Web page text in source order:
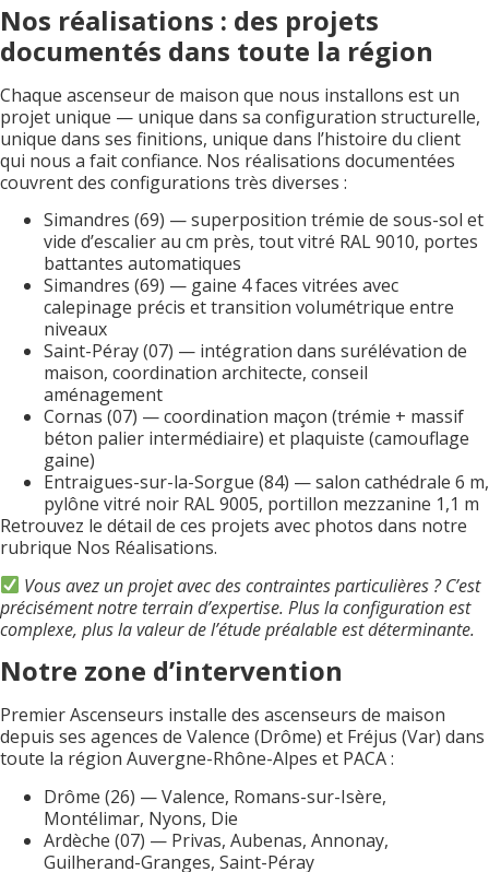
Nos réalisations : des projets
documentés dans toute la région
Chaque ascenseur de maison que nous installons est un
projet unique — unique dans sa configuration structurelle,
unique dans ses finitions, unique dans l’histoire du client
qui nous a fait confiance. Nos réalisations documentées
couvrent des configurations très diverses :
Simandres (69) — superposition trémie de sous-sol et
vide d’escalier au cm près, tout vitré RAL 9010, portes
battantes automatiques
Simandres (69) — gaine 4 faces vitrées avec
calepinage précis et transition volumétrique entre
niveaux
Saint-Péray (07) — intégration dans surélévation de
maison, coordination architecte, conseil
aménagement
Cornas (07) — coordination maçon (trémie + massif
béton palier intermédiaire) et plaquiste (camouflage
gaine)
Entraigues-sur-la-Sorgue (84) — salon cathédrale 6 m,
pylône vitré noir RAL 9005, portillon mezzanine 1,1 m
Retrouvez le détail de ces projets avec photos dans notre
rubrique Nos Réalisations.
Vous avez un projet avec des contraintes particulières ? C’est
précisément notre terrain d’expertise. Plus la configuration est
complexe, plus la valeur de l’étude préalable est déterminante.
Notre zone d’intervention
Premier Ascenseurs installe des ascenseurs de maison
depuis ses agences de Valence (Drôme) et Fréjus (Var) dans
toute la région Auvergne-Rhône-Alpes et PACA :
Drôme (26) — Valence, Romans-sur-Isère,
Montélimar, Nyons, Die
Ardèche (07) — Privas, Aubenas, Annonay,
Guilherand-Granges, Saint-Péray